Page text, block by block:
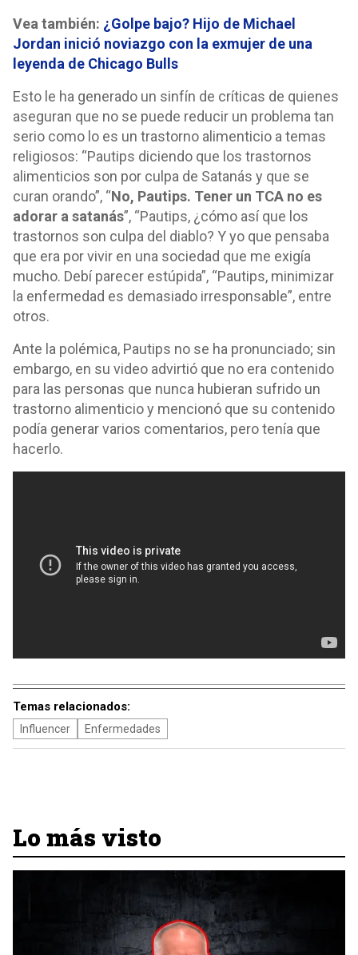
Vea también: ¿Golpe bajo? Hijo de Michael
Jordan inició noviazgo con la exmujer de una
leyenda de Chicago Bulls
Esto le ha generado un sinfín de críticas de quienes
aseguran que no se puede reducir un problema tan
serio como lo es un trastorno alimenticio a temas
religiosos: “Pautips diciendo que los trastornos
alimenticios son por culpa de Satanás y que se
curan orando”, “No, Pautips. Tener un TCA no es
adorar a satanás”, “Pautips, ¿cómo así que los
trastornos son culpa del diablo? Y yo que pensaba
que era por vivir en una sociedad que me exigía
mucho. Debí parecer estúpida”, “Pautips, minimizar
la enfermedad es demasiado irresponsable”, entre
otros.
Ante la polémica, Pautips no se ha pronunciado; sin
embargo, en su video advirtió que no era contenido
para las personas que nunca hubieran sufrido un
trastorno alimenticio y mencionó que su contenido
podía generar varios comentarios, pero tenía que
hacerlo.
Temas relacionados:
Influencer Enfermedades
Lo más visto